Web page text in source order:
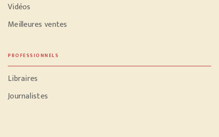
Vidéos
Meilleures ventes
PROFESSIONNELS
Libraires
Journalistes